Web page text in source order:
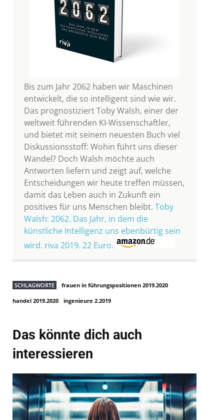
Bis zum Jahr 2062 haben wir Maschinen
entwickelt, die so intelligent sind wie wir.
Das prognostiziert Toby Walsh, einer der
weltweit führenden KI-Wissenschaftler,
und bietet mit seinem neuesten Buch viel
Diskussionsstoff: Wohin führt uns dieser
Wandel? Doch Walsh möchte auch
Antworten liefern und zeigt auf, welche
Entscheidungen wir heute treffen müssen,
damit das Leben auch in Zukunft ein
positives für uns Menschen bleibt. Toby
Walsh: 2062. Das Jahr, in dem die
künstliche Intelligenz uns ebenbürtig sein
wird. riva 2019. 22 Euro.
SCHLAGWORTE frauen in führungspositionen 2019.2020
handel 2019.2020 ingenieure 2.2019
Das könnte dich auch
interessieren